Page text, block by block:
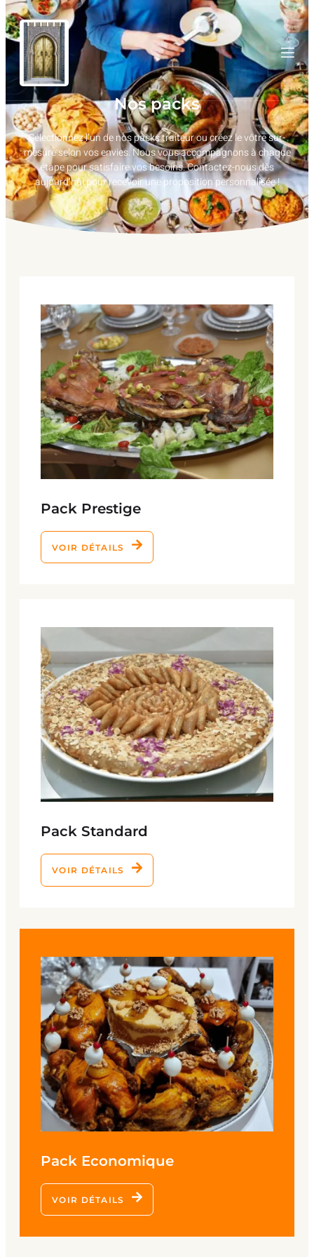
Nos packs
Sélectionnez l’un de nos packs traiteur ou créez le vôtre sur-
mesure selon vos envies. Nous vous accompagnons à chaque
étape pour satisfaire vos besoins. Contactez-nous dès
aujourd’hui pour recevoir une proposition personnalisée !
Pack Prestige
VOIR DÉTAILS
Pack Standard
VOIR DÉTAILS
Pack Economique
VOIR DÉTAILS